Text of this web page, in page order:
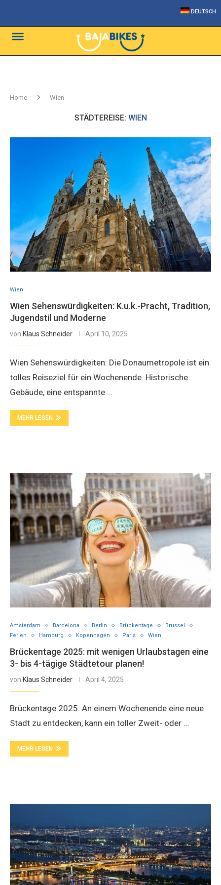
DEUTSCH
Home Wien
STÄDTEREISE: WIEN
Wien
Wien Sehenswürdigkeiten: K.u.k.-Pracht, Tradition,
Jugendstil und Moderne
von Klaus Schneider April 10, 2025
Wien Sehenswürdigkeiten: Die Donaumetropole ist ein
tolles Reiseziel für ein Wochenende. Historische
Gebäude, eine entspannte …
MEHR LESEN
Amsterdam Barcelona Berlin Brückentage
Brussel
Ferien
Hamburg Kopenhagen Paris Wien
Brückentage 2025: mit wenigen Urlaubstagen eine
3- bis 4-tägige Städtetour planen!
von Klaus Schneider April 4, 2025
Brückentage 2025: An einem Wochenende eine neue
Stadt zu entdecken, kann ein toller Zweit- oder …
MEHR LESEN